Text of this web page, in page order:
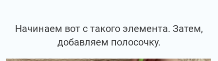
Начинаем вот с такого элемента. Затем,
добавляем полосочку.